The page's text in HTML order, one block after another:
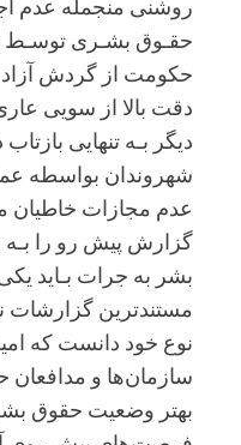
حقـوق بشـری توسـط
حکومت از گردش
دقت بالا از سویی
دیگر بـه تنهایی
شهروندان بواسطه
عدم مجازات خاطیان
بشر به جرات بـاید
مستند‌ترین گزارشات
نوع خود دانست که
سازمان‌ها و
بهتر وضعیت حقوق